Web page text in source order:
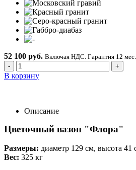
52 100 руб. Включая НДС. Гарантия 12 мес.
-
+
В корзину
Описание
Цветочный вазон "Флора"
Размеры: диаметр 129 см, высота
Вес: 325 кг